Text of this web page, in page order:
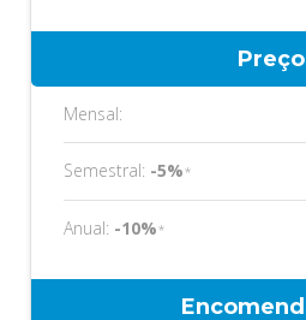
Preço
Mensal:
Semestral: -5%*
Anual: -10%*